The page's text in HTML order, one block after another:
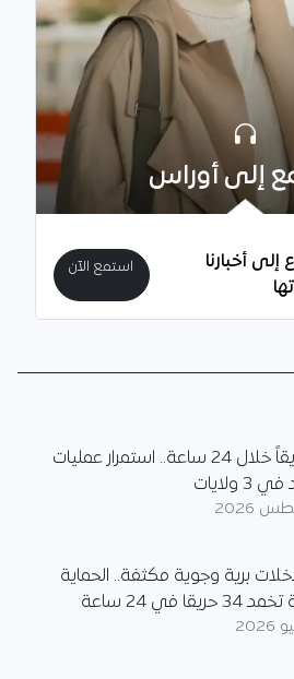
إلى أوراس
أخبارنا
استمع الآن
56 حريقاً خلال 24 ساعة.. استمرار عمليات
ولايات
برية وجوية مكثفة.. الحماية
في 24 ساعة